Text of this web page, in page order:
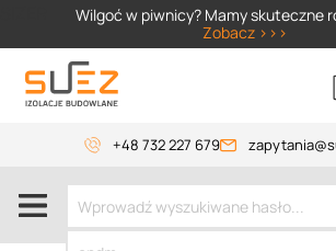
Wilgoć w piwnicy? Mamy skuteczne
Zobacz >>>
+48 732 227 679